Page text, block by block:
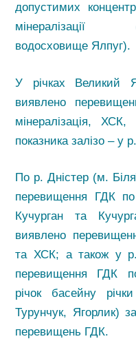
допустимих
мінералізації
водосховище Ялпуг).
У річках Великий
виявлено
мінералізація,
показника залізо – у
По р. Дністер (м.
перевищення ГДК
Кучурган та
виявлено
та ХСК; а також у р.
перевищення ГДК
річок басейну
Турунчук, Ягорлик)
перевищень ГДК.